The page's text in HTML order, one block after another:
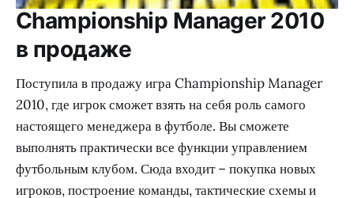
Championship Manager 2010
в продаже
Поступила в продажу игра Championship Manager
2010, где игрок сможет взять на себя роль самого
настоящего менеджера в футболе. Вы сможете
выполнять практически все функции управлением
футбольным клубом. Сюда входит – покупка новых
игроков, построение команды, тактические схемы и